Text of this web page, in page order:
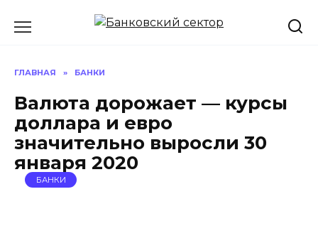
ГЛАВНАЯ » БАНКИ
Валюта дорожает — курсы
доллара и евро
значительно выросли 30
января 2020
БАНКИ